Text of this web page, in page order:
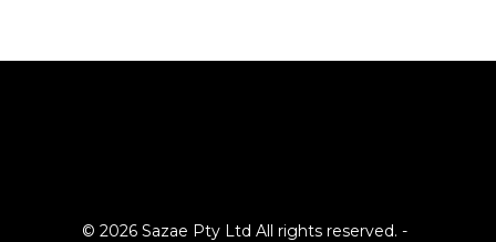
© 2026 Sazae Pty Ltd All rights reserved. -